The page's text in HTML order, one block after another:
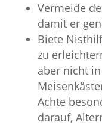
Vermeide
damit er
Biete
zu
aber nicht
Achte
darauf,